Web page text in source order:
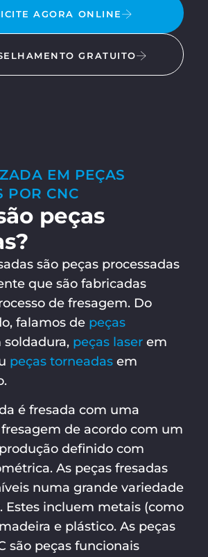
AGORA ONLINE
GRATUITO
EM PEÇAS
POR CNC
peças
são peças processadas
que são fabricadas
de fresagem. Do
falamos de peças
peças laserem
peças torneadasem
é fresada com uma
de acordo com um
definido com
As peças fresadas
numa grande variedade
Estes incluem metais (como
e plástico. As peças
são peças funcionais